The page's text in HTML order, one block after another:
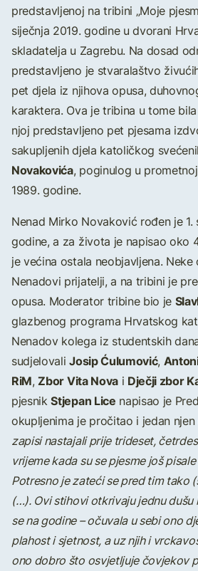
predstavljenoj na tribini „Moje
siječnja 2019. godine u dvorani
skladatelja u Zagrebu. Na dosad
predstavljeno je stvaralaštvo
pet djela iz njihova opusa,
karaktera. Ova je tribina u tome
njoj predstavljeno pet pjesama
sakupljenih djela katoličkog
Novakovića, poginulog u
1989. godine.
Nenad Mirko Novaković rođen je 1.
godine, a za života je napisao oko
je većina ostala neobjavljena.
Nenadovi prijatelji, a na tribini je
opusa. Moderator tribine bio je
glazbenog programa Hrvatskog
Nenadov kolega iz studentskih
sudjelovaliJosip Ćulumović,
RiM,Zbor Vita Novai Dječji zbor
pjesnikStjepan Lice napisao je
okupljenima je pročitao i jedan njen
zapisi nastajali prije trideset,
vrijeme kada su se pjesme još
Potresno je zateći se pred tim tako
(…). Ovi stihovi otkrivaju jednu dušu
se na godine – očuvala u sebi ono
plahost i sjetnost, a uz njih i
ono dobro što osvjetljuje čovjekov